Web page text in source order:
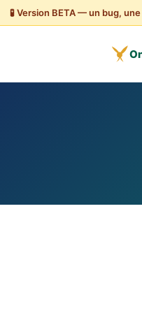
🧪 Version BETA — un bug,